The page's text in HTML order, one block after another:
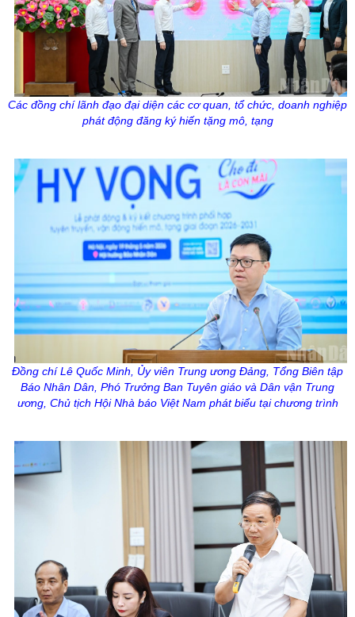
Các đồng chí lãnh đạo đại diện các cơ quan, tổ chức, doanh nghiệp
phát động đăng ký hiến tặng mô, tạng
Đồng chí Lê Quốc Minh, Ủyviên Trung ương Đảng, Tổng Biên tập
Báo Nhân Dân, Phó Trưởng Ban Tuyên giáo và Dân vận Trung
ương, Chủ tịch Hội Nhà báo Việt Nam phát biểu tại chương trình